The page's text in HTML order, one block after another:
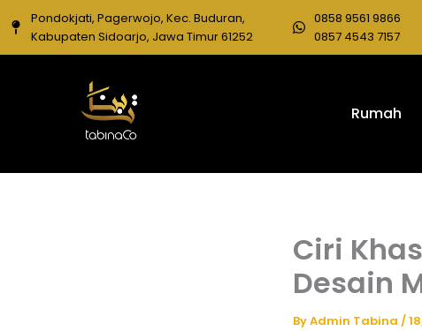
content
Pondokjati, Pagerwojo, Kec. Buduran,
Kabupaten Sidoarjo, Jawa Timur 61252
0858 9561 9866
0857 4543 7157
Rumah
Ciri
Desain
ByAdmin Tabina /